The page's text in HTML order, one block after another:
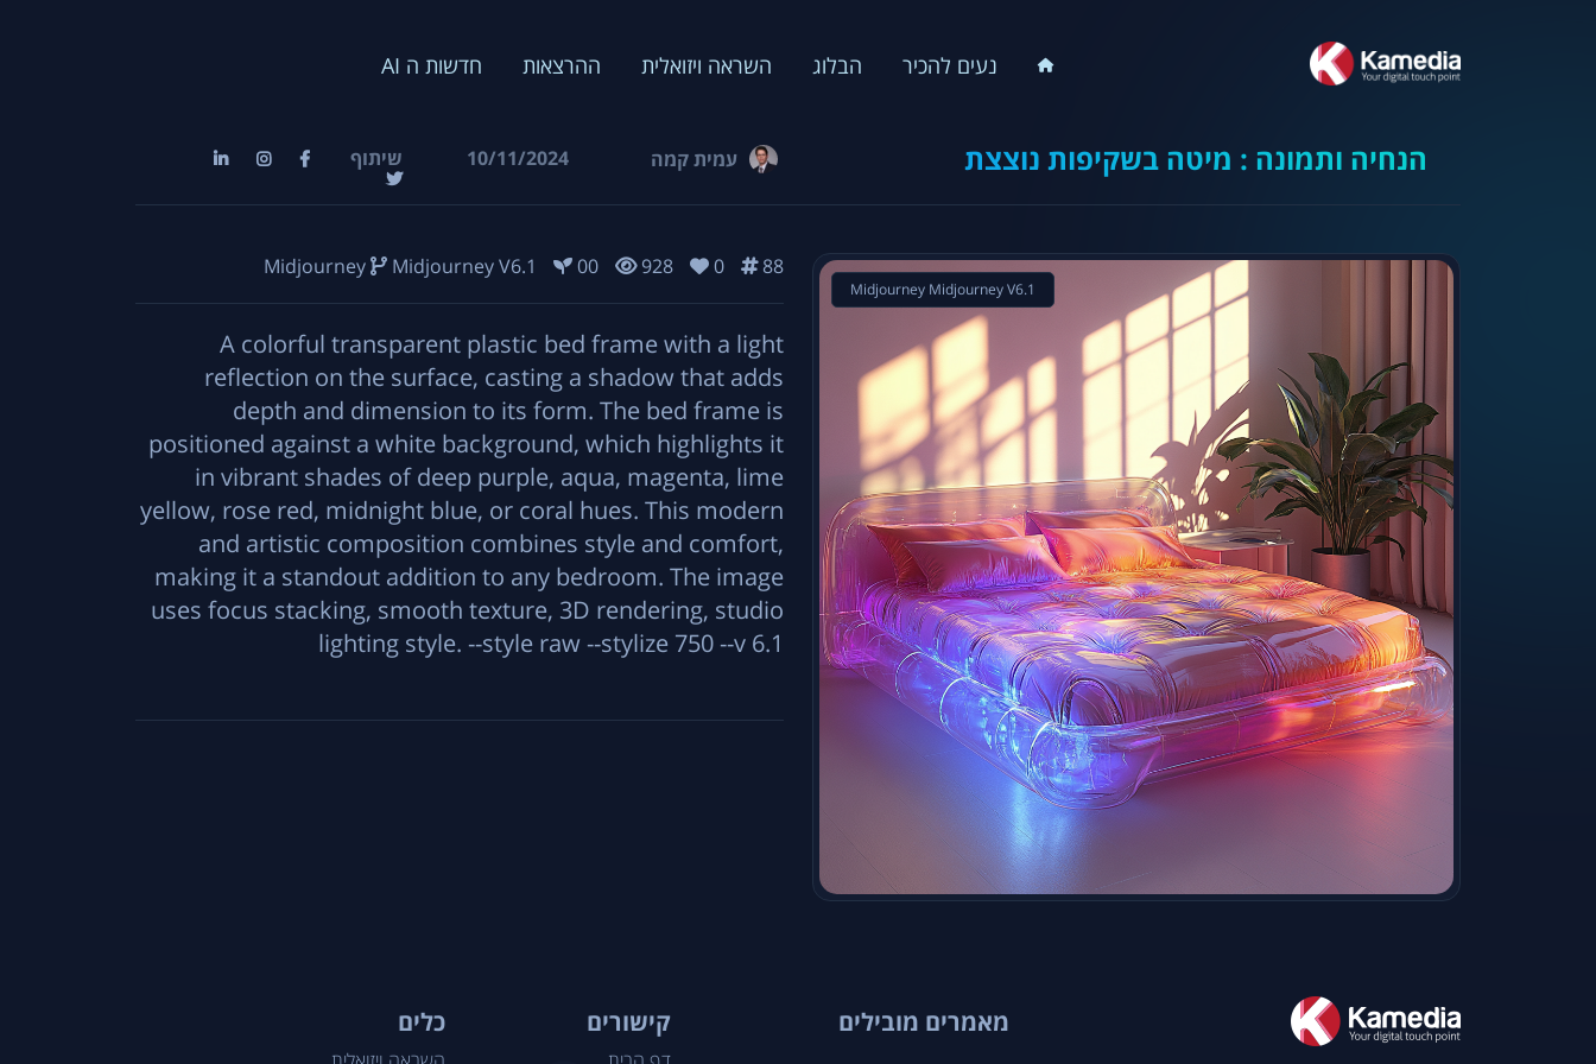
נעים להכיר הבלוג השראה ויזואלית ההרצאות חדשות ה AI
הנחיה ותמונה : מיטה בשקיפות נוצצת עמית קמה 10/11/2024 שיתוף
Midjourney Midjourney V6.1
Midjourney Midjourney V6.1 00 928 0 88
A colorful transparent plastic bed frame with a light
reflection on the surface, casting a shadow that adds
depth and dimension to its form. The bed frame is
positioned against a white background, which highlights it
in vibrant shades of deep purple, aqua, magenta, lime
yellow, rose red, midnight blue, or coral hues. This modern
and artistic composition combines style and comfort,
making it a standout addition to any bedroom. The image
uses focus stacking, smooth texture, 3D rendering, studio
lighting style. --style raw --stylize 750 --v 6.1
מאמרים מובילים קישורים כלים